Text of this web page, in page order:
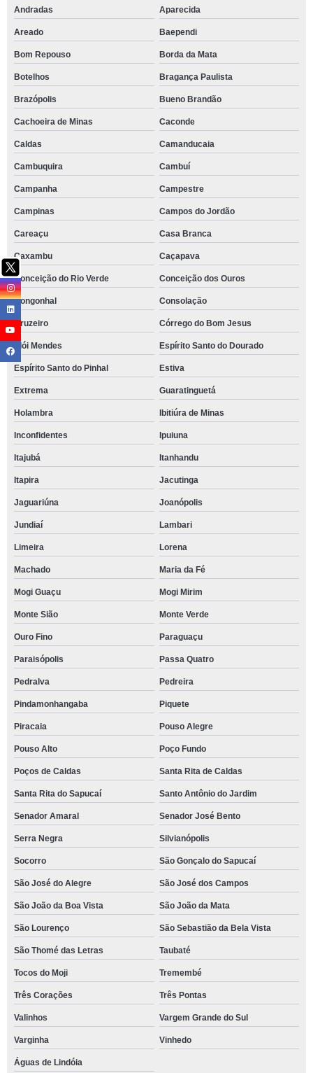
Andradas Aparecida
Areado Baependi
Bom Repouso Borda da Mata
Botelhos Bragança Paulista
Brazópolis Bueno Brandão
Cachoeira de Minas Caconde
Caldas Camanducaia
Cambuquira Cambuí
Campanha Campestre
Campinas Campos do Jordão
Careaçu Casa Branca
Caxambu Caçapava
Conceição do Rio Verde Conceição dos Ouros
Congonhal Consolação
Cruzeiro Córrego do Bom Jesus
Elói Mendes Espírito Santo do Dourado
Espírito Santo do Pinhal Estiva
Extrema Guaratinguetá
Holambra Ibitiúra de Minas
Inconfidentes Ipuiuna
Itajubá Itanhandu
Itapira Jacutinga
Jaguariúna Joanópolis
Jundiaí Lambari
Limeira Lorena
Machado Maria da Fé
Mogi Guaçu Mogi Mirim
Monte Sião Monte Verde
Ouro Fino Paraguaçu
Paraisópolis Passa Quatro
Pedralva Pedreira
Pindamonhangaba Piquete
Piracaia Pouso Alegre
Pouso Alto Poço Fundo
Poços de Caldas Santa Rita de Caldas
Santa Rita do Sapucaí Santo Antônio do Jardim
Senador Amaral Senador José Bento
Serra Negra Silvianópolis
Socorro São Gonçalo do Sapucaí
São José do Alegre São José dos Campos
São João da Boa Vista São João da Mata
São Lourenço São Sebastião da Bela Vista
São Thomé das Letras Taubaté
Tocos do Moji Tremembé
Três Corações Três Pontas
Valinhos Vargem Grande do Sul
Varginha Vinhedo
Águas de Lindóia